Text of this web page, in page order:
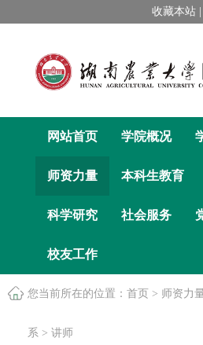
收藏本站
网站首页 学院概况
师资力量 本科生教育
科学研究 社会服务
校友工作
您当前所在的位置： 首页 > 师资力
系 > 讲师